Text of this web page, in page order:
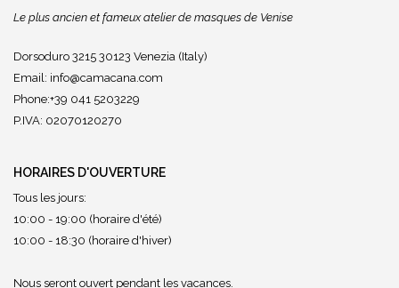
Le plus ancien et fameux atelier de masques de Venise
Dorsoduro 3215 30123 Venezia (Italy)
Email: info@camacana.com
Phone:+39 041 5203229
P.IVA: 02070120270
HORAIRES D'OUVERTURE
Tous les jours:
10:00 - 19:00 (horaire d'été)
10:00 - 18:30 (horaire d'hiver)
Nous seront ouvert pendant les vacances.